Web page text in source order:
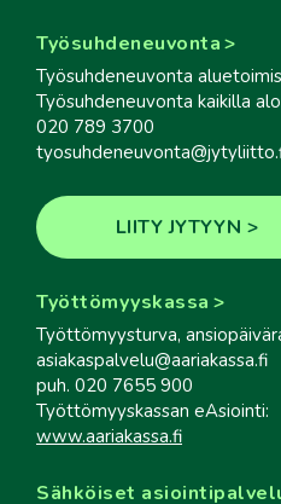
Työsuhdeneuvonta
Työsuhdeneuvonta
Työsuhdeneuvonta kaikilla
020 789 3700
LIITY JYTYYN
Työttömyyskassa
Työttömyysturva,
asiakaspalvelu@aariakassa.fi
puh. 020 7655 900
Työttömyyskassan eAsiointi:
www.aariakassa.fi
Sähköiset